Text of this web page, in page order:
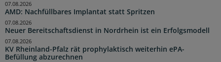
AMD: Nachfüllbares Implantat statt Spritzen
07.08.2026
Neuer Bereitschaftsdienst in Nordrhein ist ein Erfolgsmodell
07.08.2026
KV Rheinland-Pfalz rät prophylaktisch weiterhin ePA-
Befüllung abzurechnen
07.08.2026